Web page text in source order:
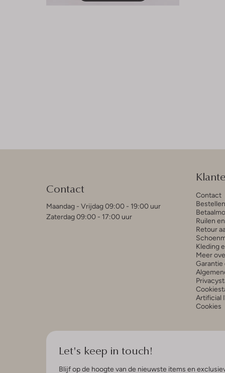
Contact
Maandag - Vrijdag 09:00 - 19:00 uur
Zaterdag 09:00 - 17:00 uur
Contact
Ruilen
Retour
Kleding
Meer
Garantie
Artificial
Cookies
Let's keep in touch!
Blijf op de hoogte van de nieuwste items en